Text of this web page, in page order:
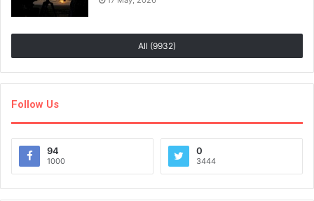
All (9932)
Follow Us
94
1000
0
3444